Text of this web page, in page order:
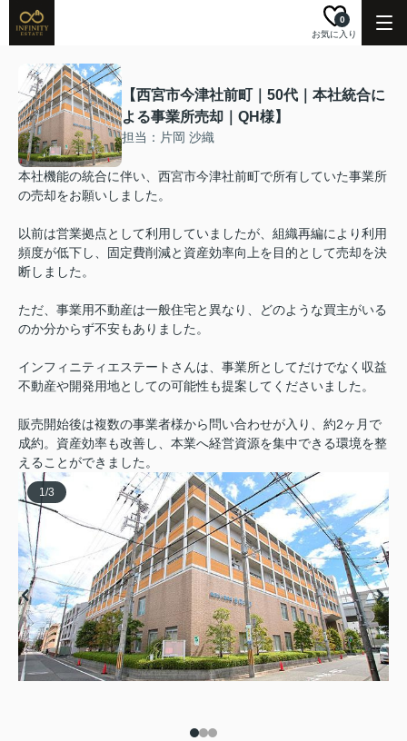
お気に入り
0
【西宮市今津社前町｜50代｜本社統合に
よる事業所売却｜QH様】
担当：片岡 沙織
本社機能の統合に伴い、西宮市今津社前町で所有していた事業所
の売却をお願いしました。
以前は営業拠点として利用していましたが、組織再編により利用
頻度が低下し、固定費削減と資産効率向上を目的として売却を決
断しました。
ただ、事業用不動産は一般住宅と異なり、どのような買主がいる
のか分からず不安もありました。
インフィニティエステートさんは、事業所としてだけでなく収益
不動産や開発用地としての可能性も提案してくださいました。
販売開始後は複数の事業者様から問い合わせが入り、約2ヶ月で
成約。資産効率も改善し、本業へ経営資源を集中できる環境を整
えることができました。
1/3